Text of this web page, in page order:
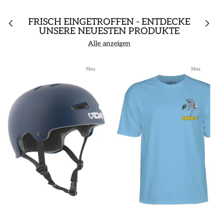
FRISCH EINGETROFFEN - ENTDECKE
UNSERE NEUESTEN PRODUKTE
Alle anzeigen
Neu Neu